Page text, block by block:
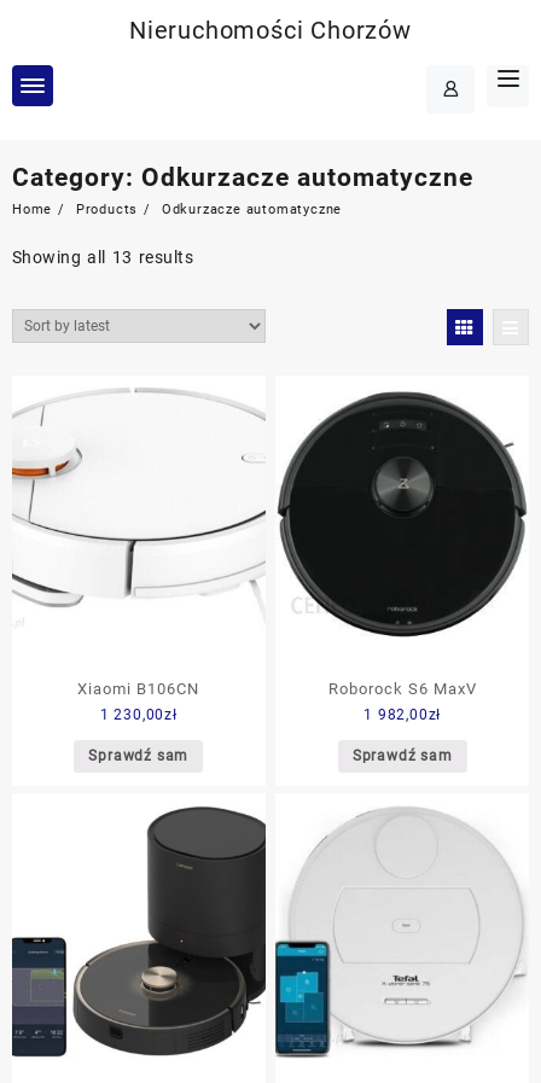
content
Nieruchomości Chorzów
Category: Odkurzacze automatyczne
Home Products Odkurzacze automatyczne
Showing all 13 results
Xiaomi B106CN
1 230,00zł
Sprawdź sam
Roborock S6 MaxV
1 982,00zł
Sprawdź sam